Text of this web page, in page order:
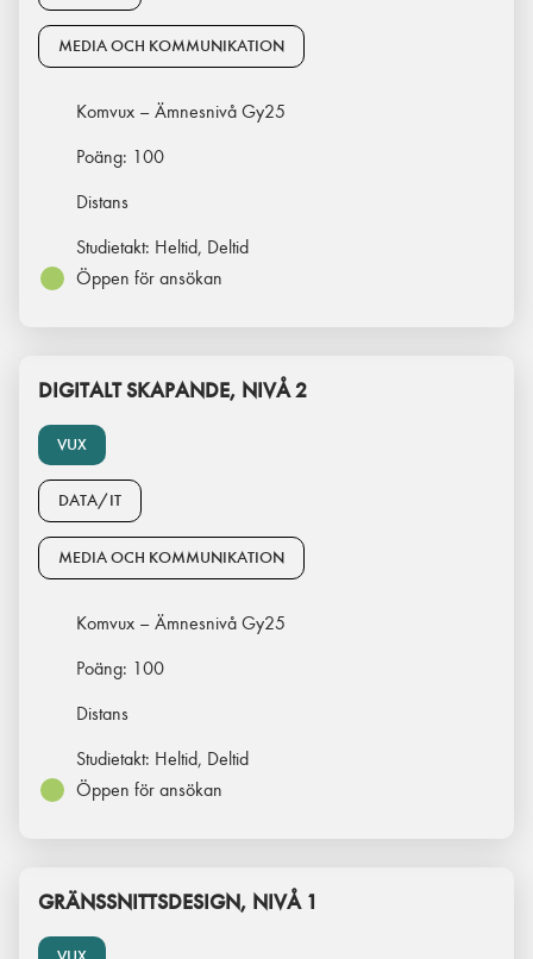
MEDIA OCH KOMMUNIKATION
Komvux – Ämnesnivå Gy25
Poäng: 100
Distans
Studietakt: Heltid, Deltid
Öppen för ansökan
VUX
DIGITALT SKAPANDE, NIVÅ 2
DATA/IT
MEDIA OCH KOMMUNIKATION
Komvux – Ämnesnivå Gy25
Poäng: 100
Distans
Studietakt: Heltid, Deltid
Öppen för ansökan
GRÄNSSNITTSDESIGN, NIVÅ 1